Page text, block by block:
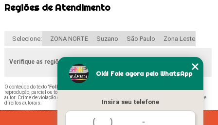
Regiões de Atendimento
Selecione: ZONA NORTE Suzano São Paulo Zona Leste
Verifique as regiões que atendemos
O conteúdo do texto "Folha Calendário Mensal Perdizes
reprodução, parcial ou total, mesmo citando nossos links, é proibida sem a autorização do
autor. Crime de violação de direito autoral – artigo 184 do Código Penal –
Lei 9610/98 - Lei de
direitos autorais.
Olá! Fale agora pelo WhatsApp
Insira seu telefone